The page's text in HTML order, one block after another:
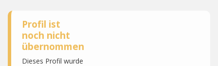
Profil ist
noch nicht
übernommen
Dieses Profil wurde